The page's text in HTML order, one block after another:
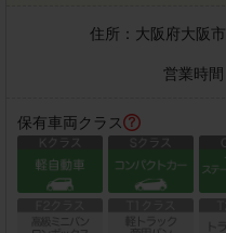
住所： 大阪府大阪
営業時間
保有車両クラス